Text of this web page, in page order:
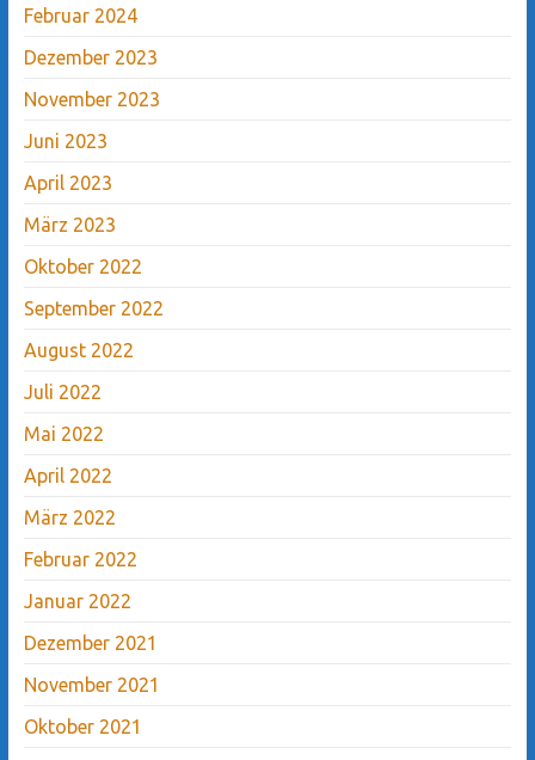
Februar 2024
Dezember 2023
November 2023
Juni 2023
April 2023
März 2023
Oktober 2022
September 2022
August 2022
Juli 2022
Mai 2022
April 2022
März 2022
Februar 2022
Januar 2022
Dezember 2021
November 2021
Oktober 2021